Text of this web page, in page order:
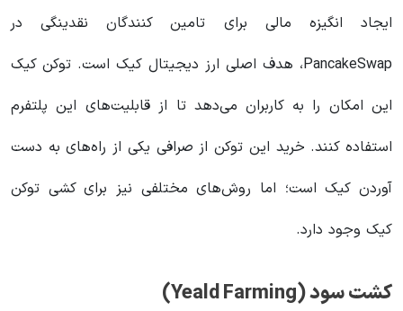
ایجاد انگیزه مالی برای تامین کنندگان نقدینگی در
PancakeSwap، هدف اصلی ارز دیجیتال کیک است‌. توکن کیک
این امکان را به کاربران می‌دهد تا از قابلیت‌های این پلتفرم
استفاده کنند. خرید این توکن از صرافی یکی از راه‌های به دست
آوردن کیک است؛ اما روش‌های مختلفی نیز برای کشی توکن
کیک وجود دارد.
کشت سود (Yeald Farming)